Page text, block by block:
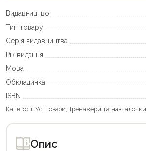
Видавництво
Тип товару
Серія видавництва
Рік видання
Мова
Обкладинка
ISBN
Категорії: Усі товари, Тренажери та навчалочки
Опис